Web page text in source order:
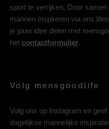
sport te verrijken. Door
mannen inspireren via ons
je jouw idee delen met
het contactformulier.
Volg mensgoodlife
Volg ons op Instagram en
dagelijkse mannelijke